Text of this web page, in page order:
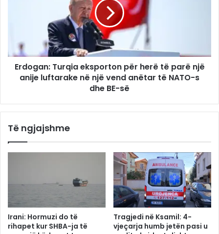
Erdogan: Turqia eksporton për herë të parë një
anije luftarake në një vend anëtar të NATO-s
dhe BE-së
Të ngjajshme
Irani: Hormuzi do të
rihapet kur SHBA-ja të
Tragjedi në Ksamil: 4-
vjeçarja humb jetën pasi u